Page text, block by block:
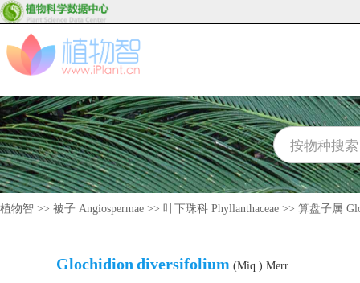
植物智 >> 被子 Angiospermae >> 叶下珠科 Phyllanthaceae >> 算盘子属
Glochidion diversifolium (Miq.) Merr.